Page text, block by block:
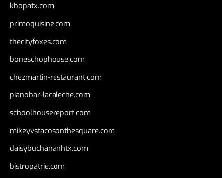
kbopatx.com
primoquisine.com
thecityfoxes.com
boneschophouse.com
chezmartin-restaurant.com
pianobar-lacaleche.com
schoolhousereport.com
mikeyvstacosonthesquare.com
daisybuchananhtx.com
bistropatrie.com